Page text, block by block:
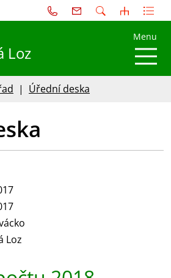
Loz
Menu
Úřední deska
Loz